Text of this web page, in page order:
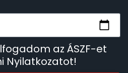
az ÁSZF-et
Nyilatkozatot!